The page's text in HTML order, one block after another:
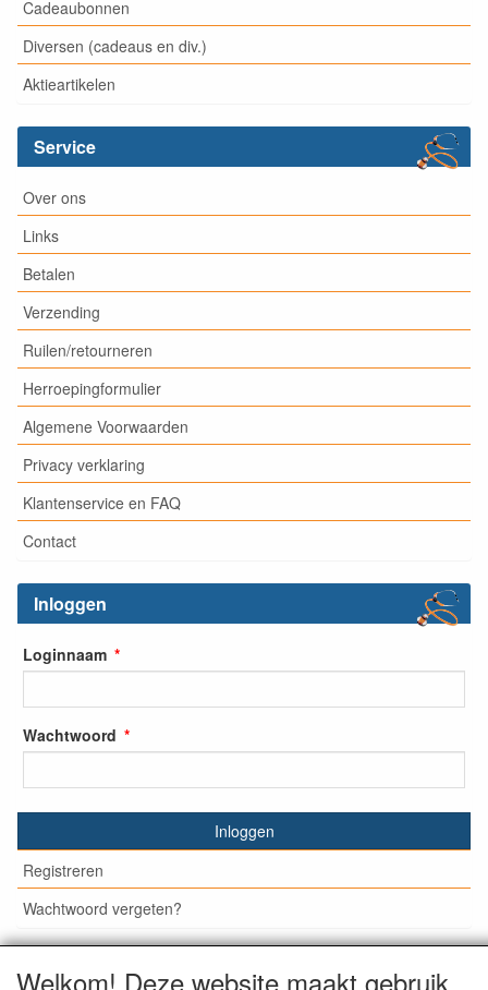
Cadeaubonnen
Diversen (cadeaus en div.)
Aktieartikelen
Service
Over ons
Links
Betalen
Verzending
Ruilen/retourneren
Herroepingformulier
Algemene Voorwaarden
Privacy verklaring
Klantenservice en FAQ
Contact
Inloggen
Loginnaam
Wachtwoord
Inloggen
Registreren
Wachtwoord vergeten?
Welkom! Deze website maakt gebruik